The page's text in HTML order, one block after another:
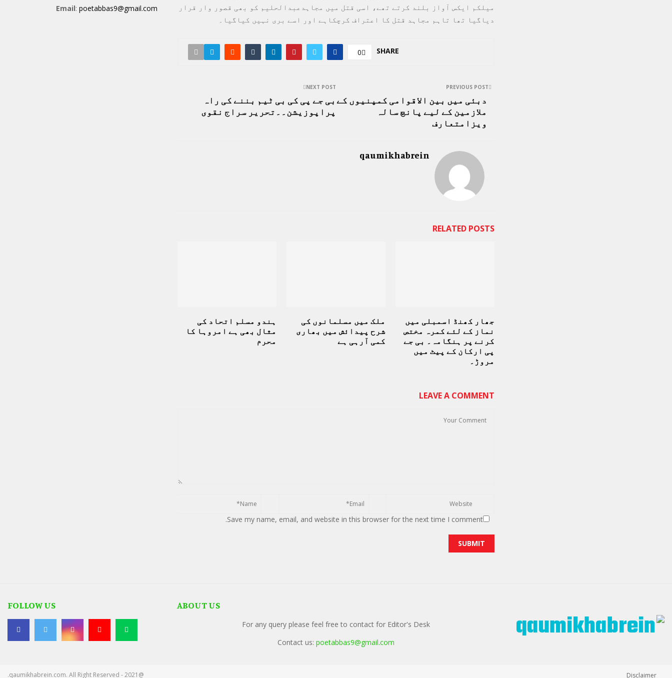
میلکم ایکس آواز بلند کرتے تھے، اسی قتل میں مجاہدعبدالحلیم کو بھی قصور وار قرار
دیاگیا تھا تاہم مجاہد قتل کا اعتراف کرچکاہے اور اسے بری نہیں کیاگیا۔
SHARE
0
PREVIOUS POST
دبئی میں بین الاقوامی کمپنیوں کے
ملازمین کے لیے پانچ سالہ
ویزامتعارف
NEXT POST
بی جے پی کی بی ٹیم بننے کی راہ
پراپوزیشن۔۔تحریر سراج نقوی
qaumikhabrein
RELATED POSTS
ہندو مسلم اتحاد کی
مثال بھی ہے امروہا کا
محرم
ملک میں مسلمانوں کی
شرح پیدائش میں بھاری
کمی آرہی ہے
جھار کھنڈ اسمبلی میں
نماز کے لئے کمرہ مختص
کرنے پر ہنگامہ۔ بی جے
پی ارکان کے پیٹ میں
مروڑ۔
LEAVE A COMMENT
Save my name, email, and website in this browser for the next time I comment.
Email: poetabbas9@gmail.com
ABOUT US
For any query please feel free to contact for Editor's Desk
Contact us: poetabbas9@gmail.com
FOLLOW US
@2021 - qaumikhabrein.com. All Right Reserved. Disclaimer